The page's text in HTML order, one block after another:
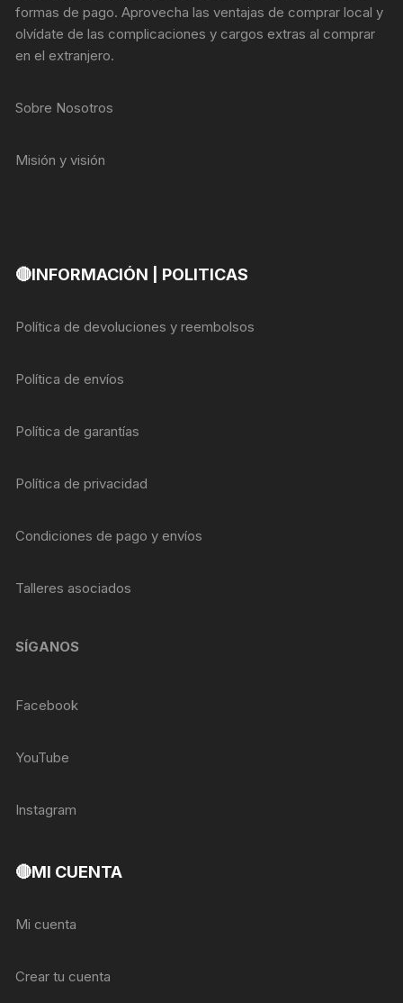
formas de pago. Aprovecha las ventajas de comprar local y
olvídate de las complicaciones y cargos extras al comprar
en el extranjero.
Sobre Nosotros
Misión y visión
🔴INFORMACIÓN | POLITICAS
Política de devoluciones y reembolsos
Política de envíos
Política de garantías
Política de privacidad
Condiciones de pago y envíos
Talleres asociados
SÍGANOS
Facebook
YouTube
Instagram
🔴MI CUENTA
Mi cuenta
Crear tu cuenta